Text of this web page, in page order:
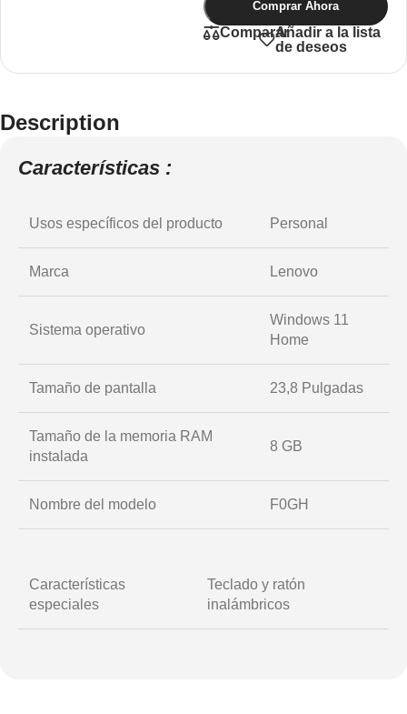
Comprar Ahora
CompararAñadir a la lista
de deseos
Description
Características :
Usos específicos del producto Personal
Marca Lenovo
Sistema operativo
Windows 11
Home
Tamaño de pantalla 23,8 Pulgadas
Tamaño de la memoria RAM
instalada
8 GB
Nombre del modelo F0GH
Características
especiales
Teclado y ratón
inalámbricos